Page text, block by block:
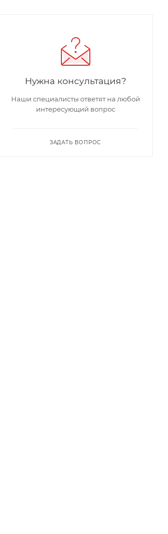
Нужна консультация?
Наши специалисты ответят на любой
интересующий вопрос
ЗАДАТЬ ВОПРОС